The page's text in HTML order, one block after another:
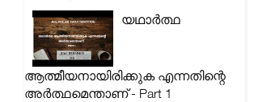
യഥാർത്ഥ
ആത്മീയനായിരിക്കുക എന്നതിന്റെ
അർത്ഥമെന്താണ് - Part 1